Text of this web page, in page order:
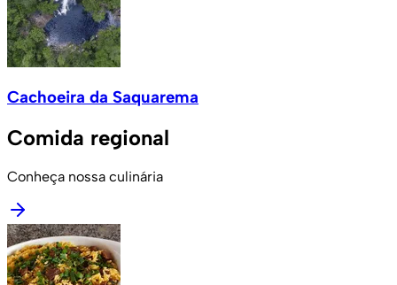
Cachoeira da Saquarema
Comida regional
Conheça nossa culinária